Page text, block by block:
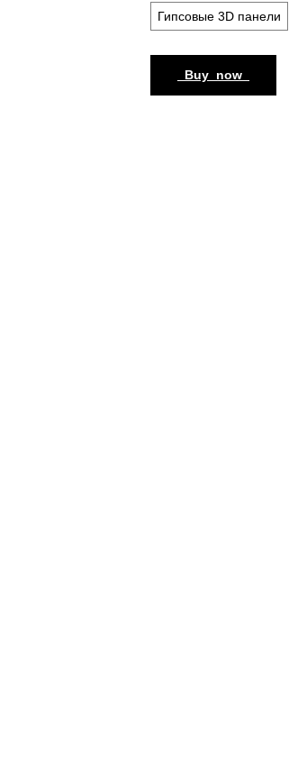
Гипсовые 3D панели
_Buy_now_